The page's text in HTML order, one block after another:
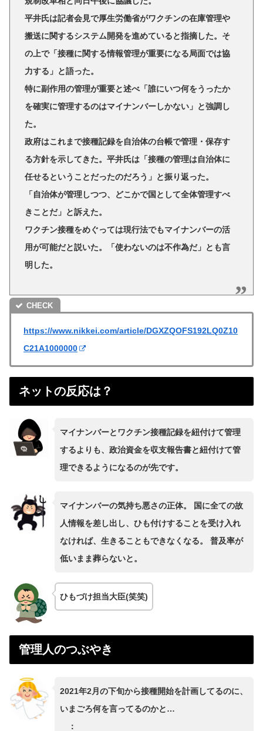
平井氏は記者会見で厚生労働省がワクチンの在庫管理や
搬送に関するシステム開発を進めていると指摘した。そ
の上で「接種に関する情報管理が重要になる局面では協
力する」と語った。
特に副作用の管理が重要と述べ「誰にいつ何をうったか
を確実に管理するのはマイナンバーしかない」と強調し
た。
政府はこれまで接種記録を自治体の台帳で管理・保存す
る方針を示してきた。平井氏は「接種の管理は自治体に
任せるということだったのだろう」と振り返った。
「自治体が管理しつつ、どこかで国として全体管理すべ
きことだ」と訴えた。
ワクチン接種をめぐっては現行法でもマイナンバーの活
用が可能だと説いた。「使わないのは不作為だ」とも言
明した。
https://www.nikkei.com/article/DGXZQOFS192LQ0Z10
C21A1000000
ネットの反応は？
マイナンバーとワクチン接種記録を紐付けて管理
するよりも、政治資金を収支報告書と紐付けて管
理できるようになるのが先です。
マイナンバーの気持ち悪さの正体。 国に全ての故
人情報を差し出し、ひも付けすることを受け入れ
なければ、生きることもできなくなる。 普及率が
低いまま葬らないと。
ひもづけ担当大臣(笑笑)
管理人のつぶやき
2021年2月の下旬から接種開始を計画してるのに、
いまごろ何を言ってるのかと…
：